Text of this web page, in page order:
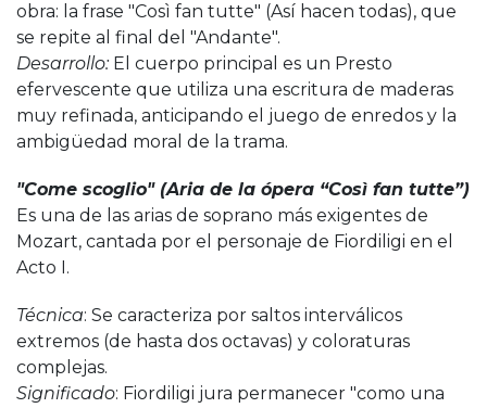
obra: la frase "Così fan tutte" (Así hacen todas), que
se repite al final del "Andante".
Desarrollo: El cuerpo principal es un Presto
efervescente que utiliza una escritura de maderas
muy refinada, anticipando el juego de enredos y la
ambigüedad moral de la trama.
"Come scoglio" (Aria de la ópera “Così fan tutte”)
Es una de las arias de soprano más exigentes de
Mozart, cantada por el personaje de Fiordiligi en el
Acto I.
Técnica: Se caracteriza por saltos interválicos
extremos (de hasta dos octavas) y coloraturas
complejas.
Significado: Fiordiligi jura permanecer "como una